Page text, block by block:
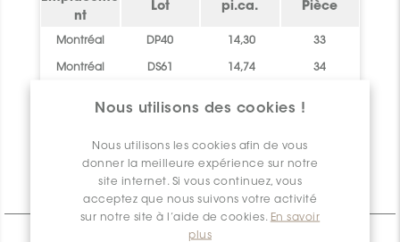
Nous utilisons des cookies !
Nous utilisons les cookies afin de vous
donner la meilleure expérience sur notre
site internet. Si vous continuez, vous
acceptez que nous suivons votre activité
sur notre site à l’aide de cookies. En savoir
plus
nt
Lot pi.ca. Pièce
Montréal DP40 14,30 33
Montréal DS61 14,74 34
Informations Techniques